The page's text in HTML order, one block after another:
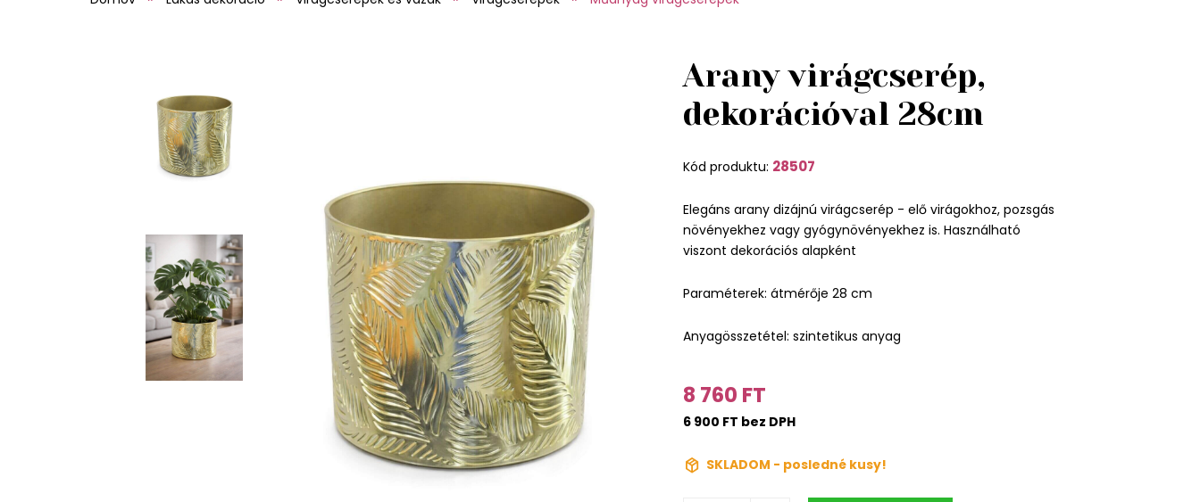
Arany virágcserép,
dekorációval 28cm
Kód produktu: 28507
Elegáns arany dizájnú virágcserép - elő virágokhoz, pozsgás
növényekhez vagy gyógynövényekhez is. Használható
viszont dekorációs alapként
Paraméterek: átmérője 28 cm
Anyagösszetétel: szintetikus anyag
8 760 FT
6 900 FT bez DPH
SKLADOM - posledné kusy!